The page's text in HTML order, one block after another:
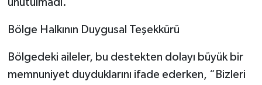
Bölge Halkının Duygusal Teşekkürü
Bölgedeki aileler, bu destekten dolayı büyük bir
memnuniyet duyduklarını ifade ederken, “Bizleri